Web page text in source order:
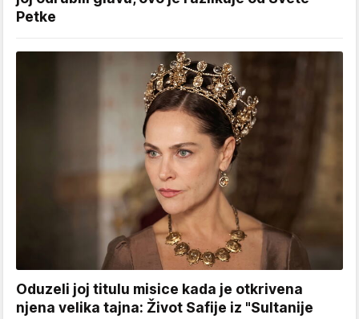
Petke
Oduzeli joj titulu misice kada je otkrivena
njena velika tajna: Život Safije iz "Sultanije